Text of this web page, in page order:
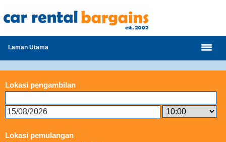
Laman Utama
Lokasi pengambilan
Lokasi pemulangan